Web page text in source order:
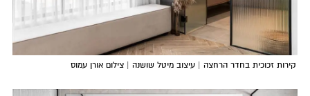
קירות זכוכית בחדר הרחצה | עיצוב מיטל שושנה | צילום אורן עמוס